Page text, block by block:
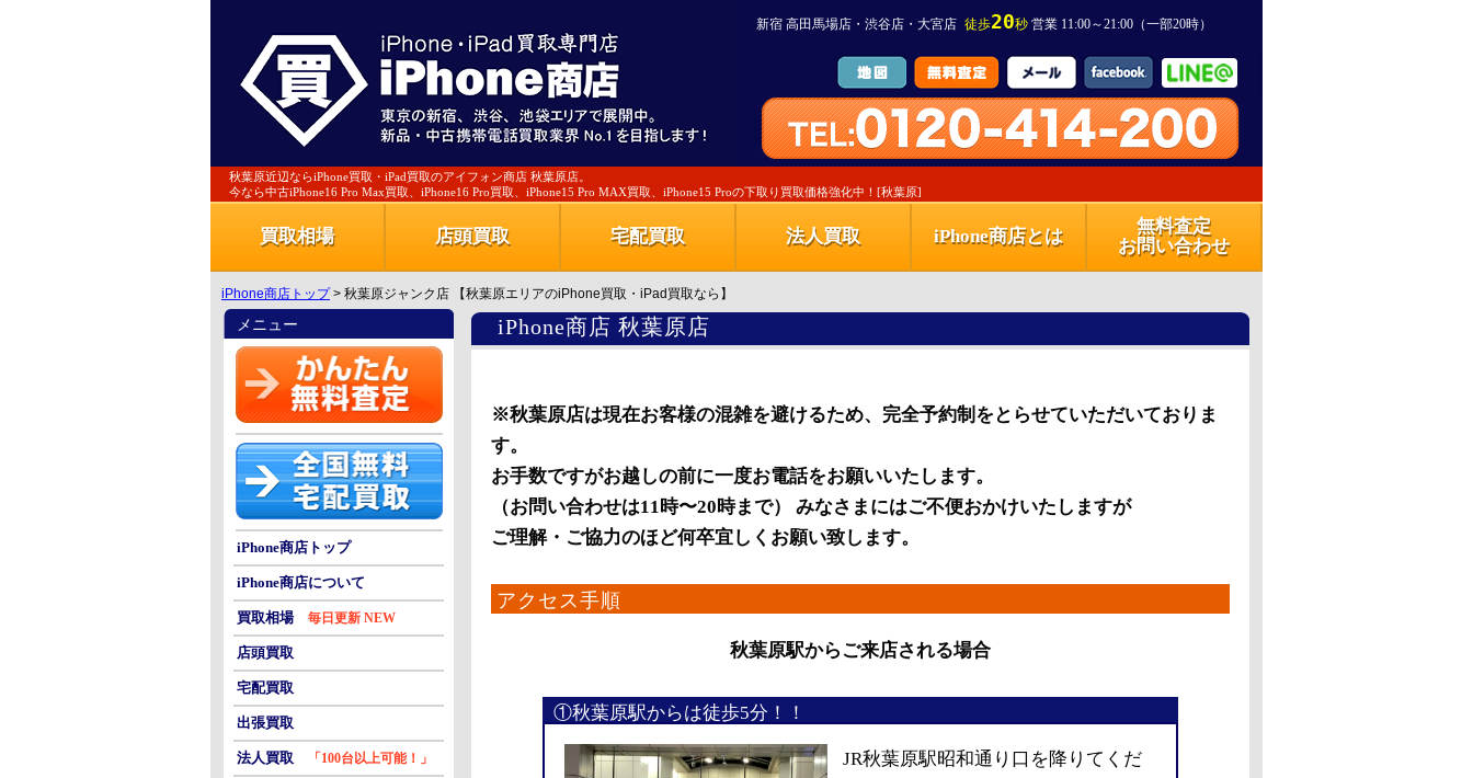
新宿 高田馬場店・渋谷店・大宮店 徒歩20秒 営業 11:00～21:00（一部20時）
秋葉原近辺ならiPhone買取・iPad買取のアイフォン商店 秋葉原店。
今なら中古iPhone16 Pro Max買取、iPhone16 Pro買取、iPhone15 Pro MAX買取、iPhone15 Proの下取り買取価格強化中！[秋葉原]
買取相場 店頭買取 宅配買取 法人買取 iPhone商店とは
無料査定
お問い合わせ
iPhone商店トップ> 秋葉原ジャンク店 【秋葉原エリアのiPhone買取・iPad買取なら】
iPhone商店 秋葉原店
※秋葉原店は現在お客様の混雑を避けるため、完全予約制をとらせていただいておりま
す。
お手数ですがお越しの前に一度お電話をお願いいたします。
（お問い合わせは11時〜20時まで） みなさまにはご不便おかけいたしますが
ご理解・ご協力のほど何卒宜しくお願い致します。
アクセス手順
秋葉原駅からご来店される場合
①秋葉原駅からは徒歩5分！！
JR秋葉原駅昭和通り口を降りてくだ
メニュー
iPhone商店トップ
iPhone商店について
買取相場 毎日更新 NEW
店頭買取
宅配買取
出張買取
法人買取 「100台以上可能！」